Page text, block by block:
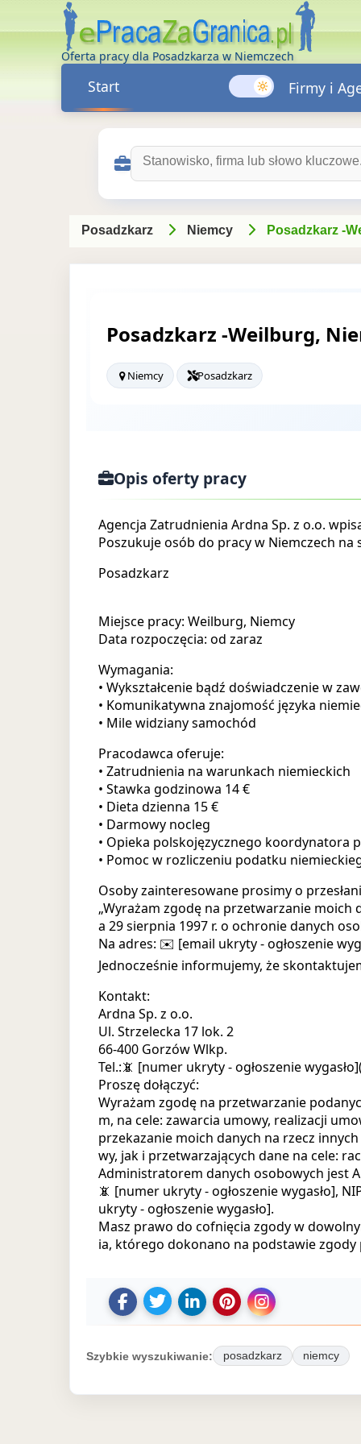
Oferta pracy dla Posadzkarza w Niemczech
Start Firmy i
Szukaj ofert pracy:
Posadzkarz Niemcy Posadzkarz -
Posadzkarz -Weilburg,
Niemcy Posadzkarz
Opis oferty pracy
Agencja Zatrudnienia Ardna Sp. z o.o.
Poszukuje osób do pracy w Niemczech na
Posadzkarz
Miejsce pracy: Weilburg, Niemcy
Data rozpoczęcia: od zaraz
Wymagania:
• Wykształcenie bądź doświadczenie w
• Komunikatywna znajomość języka
• Mile widziany samochód
Pracodawca oferuje:
• Zatrudnienia na warunkach niemieckich
• Stawka godzinowa 14 €
• Dieta dzienna 15 €
• Darmowy nocleg
• Opieka polskojęzycznego koordynatora
• Pomoc w rozliczeniu podatku
Osoby zainteresowane prosimy o
„Wyrażam zgodę na przetwarzanie
a 29 sierpnia 1997 r. o ochronie danych
Na adres: ✉️ [email ukryty - ogłoszenie
Jednocześnie informujemy, że
Kontakt:
Ardna Sp. z o.o.
Ul. Strzelecka 17 lok. 2
66-400 Gorzów Wlkp.
Tel.:📵 [numer ukryty - ogłoszenie
Proszę dołączyć:
Wyrażam zgodę na przetwarzanie
m, na cele: zawarcia umowy, realizacji
przekazanie moich danych na rzecz
wy, jak i przetwarzających dane na cele:
Administratorem danych osobowych jest
📵 [numer ukryty - ogłoszenie wygasło],
ukryty - ogłoszenie wygasło].
Masz prawo do cofnięcia zgody w
ia, którego dokonano na podstawie zgody
U
d
o
t
U
d
o
t
D
o
d
j
Z
a
p
s
U
d
o
t
Szybkie wyszukiwanie: posadzkarz niemcy